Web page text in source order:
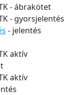
- ábrakötet
- gyorsjelentés
- jelentés
aktív
aktív